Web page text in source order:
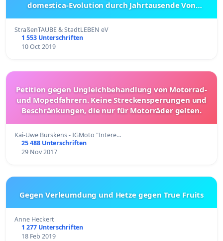
domestica-Evolution durch Jahrtausende Von
der Stadt & Würde im Augsburger Modell.
StraßenTAUBE & StadtLEBEN eV
1 553 Unterschriften
10 Oct 2019
Petition gegen Ungleichbehandlung von Motorrad-
und Mopedfahrern. Keine Streckensperrungen und
Beschränkungen, die nur für Motorräder gelten.
Kai-Uwe Bürskens - IGMoto "Intere…
25 488 Unterschriften
29 Nov 2017
Gegen Verleumdung und Hetze gegen True Fruits
Anne Heckert
1 277 Unterschriften
18 Feb 2019